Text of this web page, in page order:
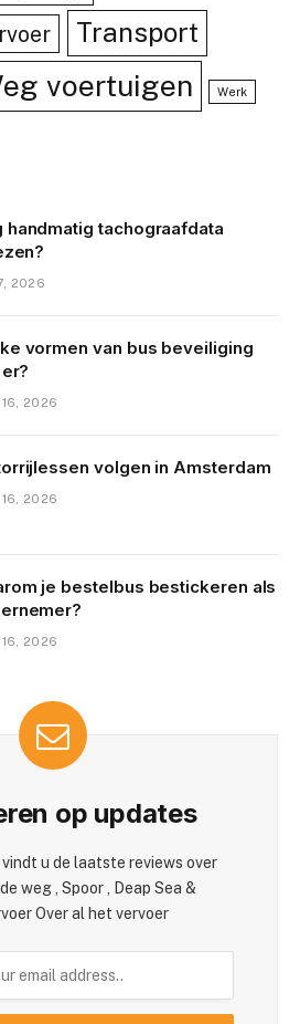
Transport
voertuigen Werk
handmatig tachograafdata
2026
vormen van bus beveiliging
16, 2026
volgen in Amsterdam
16, 2026
je bestelbus bestickeren als
16, 2026
op updates
u de laatste reviews over
weg , Spoor , Deap Sea &
Over al het vervoer